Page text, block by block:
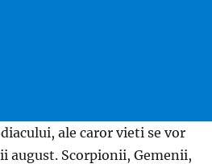
ale caror vieti se vor
august. Scorpionii, Gemenii,